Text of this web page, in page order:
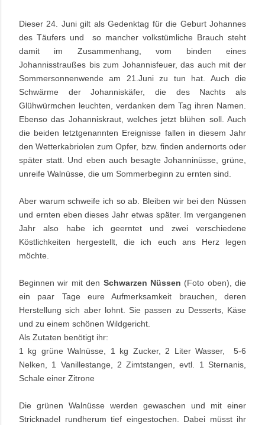
Dieser 24. Juni gilt als Gedenktag für die Geburt Johannes
des Täufers und so mancher volkstümliche Brauch steht
damit im Zusammenhang, vom binden eines
Johannisstraußes bis zum Johannisfeuer, das auch mit der
Sommersonnenwende am 21.Juni zu tun hat. Auch die
Schwärme der Johanniskäfer, die des Nachts als
Glühwürmchen leuchten, verdanken dem Tag ihren Namen.
Ebenso das Johanniskraut, welches jetzt blühen soll. Auch
die beiden letztgenannten Ereignisse fallen in diesem Jahr
den Wetterkabriolen zum Opfer, bzw. finden andernorts oder
später statt. Und eben auch besagteJohanninüsse , grüne,
unreife Walnüsse, die um Sommerbeginn zu ernten sind.
Aber warum schweife ich so ab. Bleiben wir bei den Nüssen
und ernten eben dieses Jahr etwas später. Im vergangenen
Jahr also habe ich geerntet und zwei verschiedene
Köstlichkeiten hergestellt, die ich euch ans Herz legen
möchte.
Beginnen wir mit den Schwarzen Nüssen (Foto oben), die
ein paar Tage eure Aufmerksamkeit brauchen, deren
Herstellung sich aber lohnt. Sie passen zu Desserts, Käse
und zu einem schönen Wildgericht.
Als Zutaten benötigt ihr:
1 kg grüne Walnüsse, 1 kg Zucker, 2 Liter Wasser, 5-6
Nelken, 1 Vanillestange, 2 Zimtstangen, evtl. 1 Sternanis,
Schale einer Zitrone
Die grünen Walnüsse werden gewaschen und mit einer
Stricknadel rundherum tief eingestochen. Dabei müsst ihr